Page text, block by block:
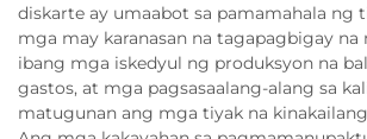
diskarte ay umaabot sa pamamahala ng
mga may karanasan na tagapagbigay na
ibang mga iskedyul ng produksyon na
gastos, at mga pagsasaalang-alang sa
matugunan ang mga tiyak na